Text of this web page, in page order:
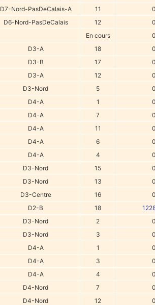
D7-Nord-PasDeCalais-A 11 0
D6-Nord-PasDeCalais 12 0
En cours 0
D3-A 18 0
D3-B 17 0
D3-A 12 0
D3-Nord 5 0
D4-A 1 0
D4-A 7 0
D4-A 11 0
D4-A 6 0
D4-A 4 0
D3-Nord 15 0
D3-Nord 13 0
D3-Centre 16 0
D2-B 18
D3-Nord 2 0
D3-Nord 3 0
D4-A 1 0
D4-A 3 0
D4-A 4 0
D4-Nord 7 0
D4-Nord 12 0